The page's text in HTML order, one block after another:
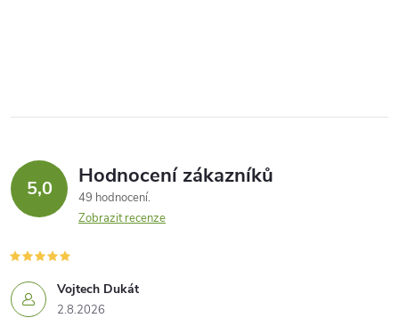
5,0 Hodnocení zákazníků
49 hodnocení
Zobrazit recenze
Vojtech Dukát
2.8.2026